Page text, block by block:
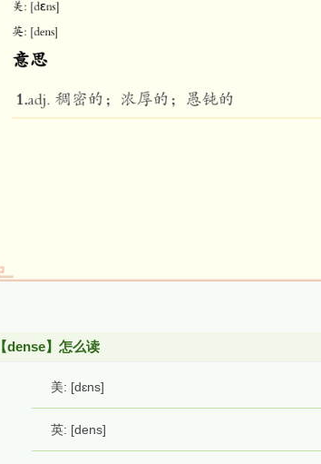
【dense】怎么读
美: [dɛns]
英: [dens]